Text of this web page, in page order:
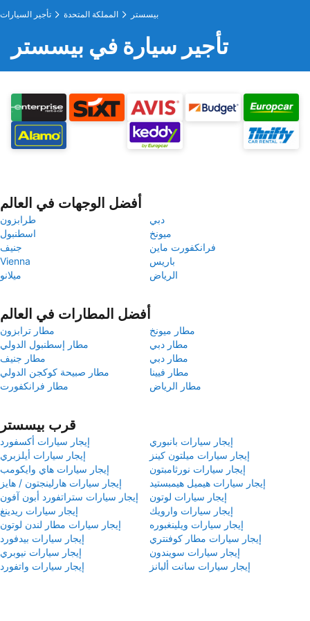
تأجير السيارات المملكة المتحدة بيسستر
تأجير سيارة في بيسستر
أفضل الوجهات في العالم
طرابزون
دبي
اسطنبول
ميونخ
جنيف
فرانكفورت ماين
Vienna
باريس
ميلانو
الرياض
أفضل المطارات في العالم
مطار ترابزون
مطار ميونخ
مطار إسطنبول الدولي
مطار دبي
مطار جنيف
مطار دبي
مطار صبيحة كوكجن الدولي
مطار فيينا
مطار فرانكفورت
مطار الرياض
قرب بيسستر
إيجار سيارات أكسفورد
إيجار سيارات بانبوري
إيجار سيارات أيلزبري
إيجار سيارات ميلتون كينز
إيجار سيارات هاي وايكومب
إيجار سيارات نورثامبتون
إيجار سيارات هارلينجتون / هايز
إيجار سيارات هيميل هيمبستيد
إيجار سيارات ستراتفورد أبون آفون
إيجار سيارات لوتون
إيجار سيارات ريدينغ
إيجار سيارات وارويك
إيجار سيارات مطار لندن لوتون
إيجار سيارات ويلينغبوره
إيجار سيارات بيدفورد
إيجار سيارات مطار كوفنتري
إيجار سيارات نيوبري
إيجار سيارات سويندون
إيجار سيارات واتفورد
إيجار سيارات سانت ألبانز